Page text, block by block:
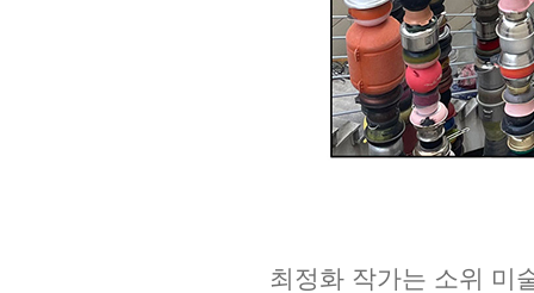
최정화 작가는 소위 미